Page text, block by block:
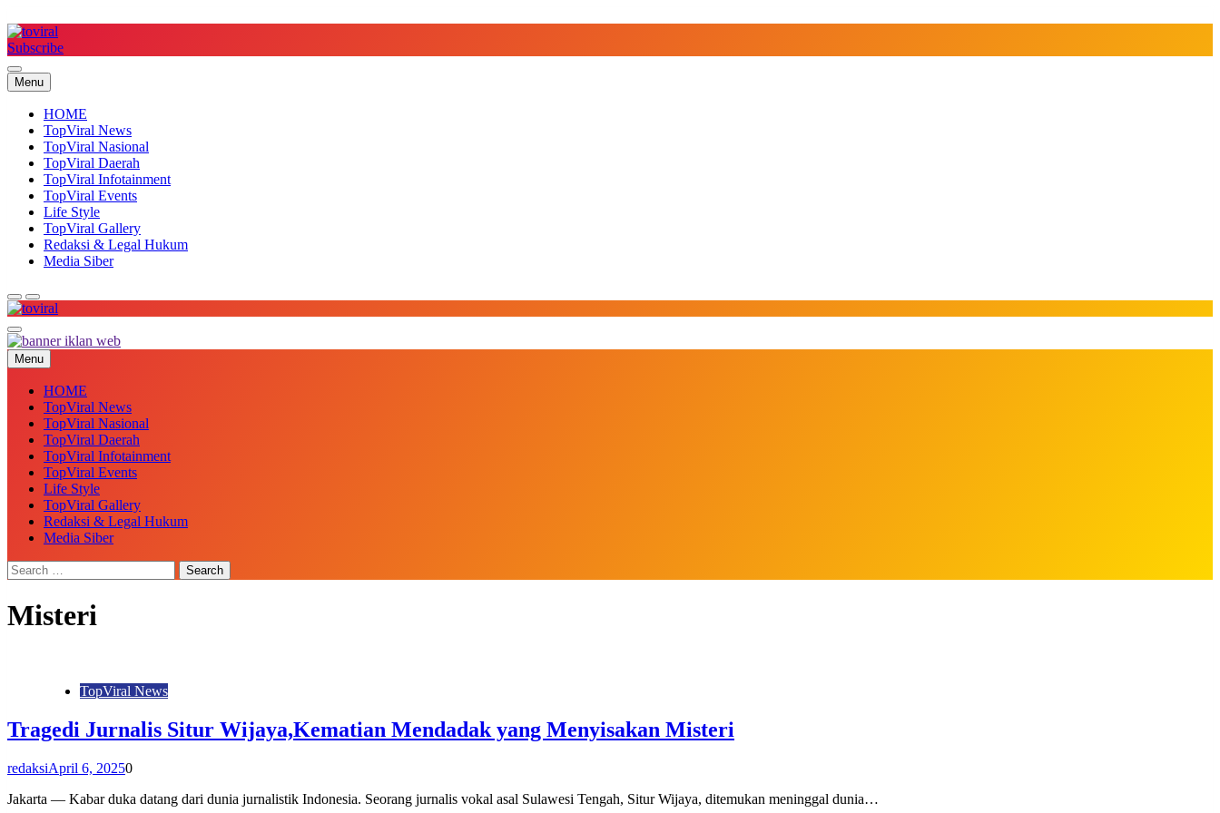
to
content
Subscribe
Menu
HOME
TopViral News
TopViral Nasional
TopViral Daerah
TopViral Infotainment
TopViral Events
Life Style
TopViral Gallery
Redaksi & Legal Hukum
Media Siber
Top Viral
Menu
HOME
TopViral News
TopViral Nasional
TopViral Daerah
TopViral Infotainment
TopViral Events
Life Style
TopViral Gallery
Redaksi & Legal Hukum
Media Siber
Misteri
TopViral News
Tragedi Jurnalis Situr Wijaya,Kematian Mendadak yang Menyisakan Misteri
redaksiApril 6, 20250
Jakarta — Kabar duka datang dari dunia jurnalistik Indonesia. Seorang jurnalis vokal asal Sulawesi Tengah, Situr Wijaya, ditemukan meninggal dunia…